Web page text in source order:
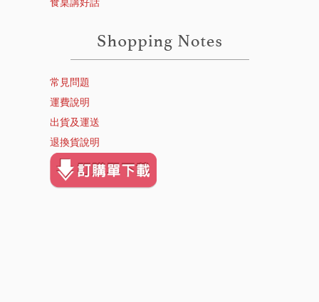
食桌講好話
常見問題
運費說明
出貨及運送
退換貨說明